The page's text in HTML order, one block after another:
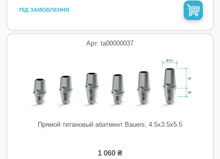
ПІД ЗАМОВЛЕННЯ
Арт. ta00000037
Прямой титановый абатмент Bauers, 4.5х3.5х5.5
1 060 ₴